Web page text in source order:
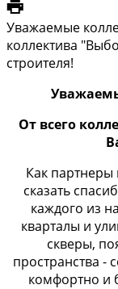
Уважаемые
коллектива
строителя!
От всего
Как партнеры
сказать
каждого из
кварталы и
скверы,
пространства -
комфортно и